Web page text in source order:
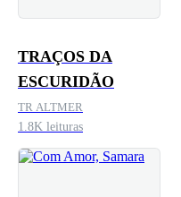
TRAÇOS DA
ESCURIDÃO
TR ALTMER
1.8K leituras